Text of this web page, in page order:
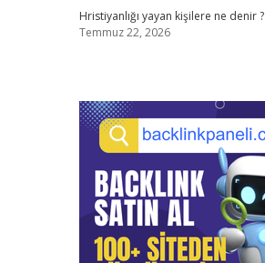
Hristiyanlığı yayan kişilere ne denir ?
Temmuz 22, 2026